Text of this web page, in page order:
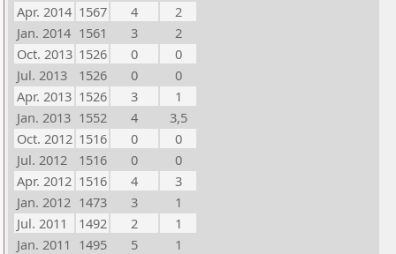
Apr. 2014 1567 4
2
Jan. 2014 1561 3
2
Oct. 2013 1526 0
0
Jul. 2013
1526 0
0
Apr. 2013 1526 3
1
Jan. 2013 1552 4
3,5
Oct. 2012 1516 0
0
Jul. 2012
1516 0
0
Apr. 2012 1516 4
3
Jan. 2012 1473 3
1
Jul. 2011
1492 2
1
Jan. 2011 1495 5
1